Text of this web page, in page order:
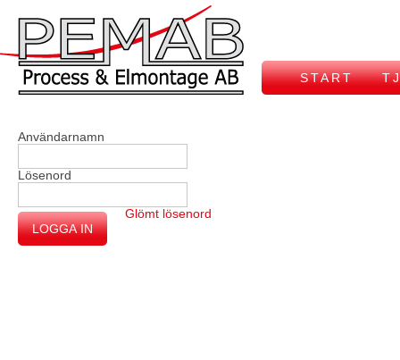
START
Användarnamn
Lösenord
Glömt lösenord